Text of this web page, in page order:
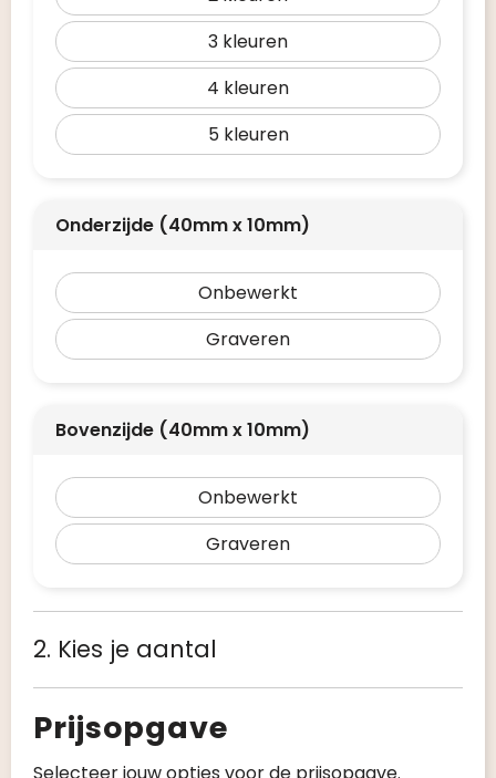
3
4
5
Onderzijde (40mm x 10mm)
Onbewerkt
Graveren
Bovenzijde (40mm x 10mm)
Onbewerkt
Graveren
2. Kies je aantal
Prijsopgave